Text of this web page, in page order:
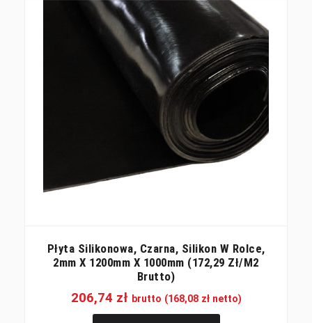
Płyta Silikonowa, Czarna, Silikon W Rolce,
2mm X 1200mm X 1000mm (172,29 Zł/m2
Brutto)
206,74 zł brutto (168,08 złnetto)